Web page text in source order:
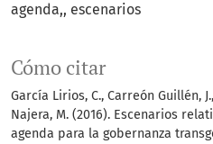
agenda, escenarios
Cómo citar
García Lirios, C., Carreón Guillén,
Najera, M. (2016). Escenarios
agenda para la gobernanza